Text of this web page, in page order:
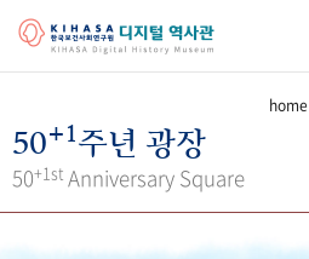
걸어온 길 기관 변천사
home
50+1주년 광장
50+1st Anniversary Square